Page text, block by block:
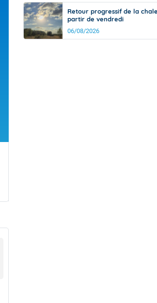
Retour progressif de la
partir de vendredi
06/08/2026